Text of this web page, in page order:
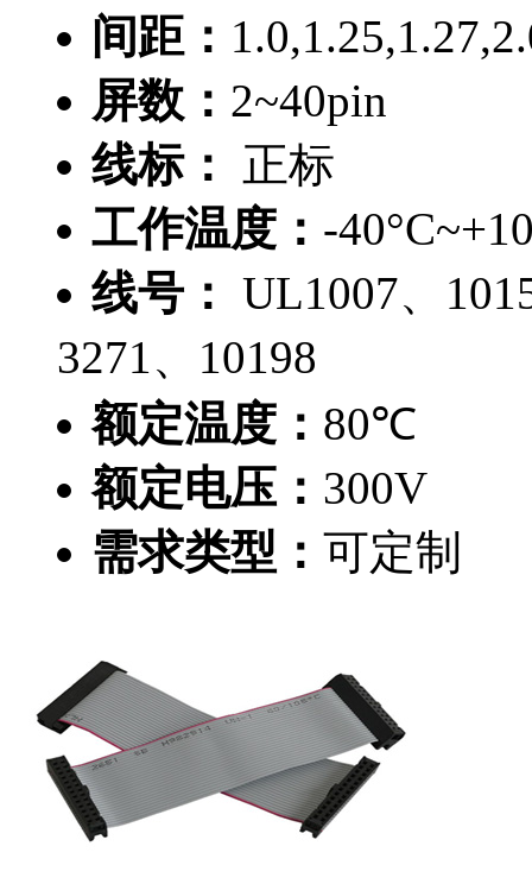
间距：
屏数： 2~40pin
线标：
正标
工作温度： -
线号： UL1007、
3271、10198
额定温度： 80℃
额定电压： 300V
需求类型： 可定制